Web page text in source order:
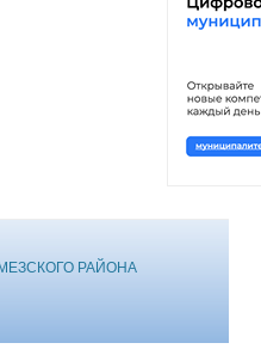
РАЙОНА